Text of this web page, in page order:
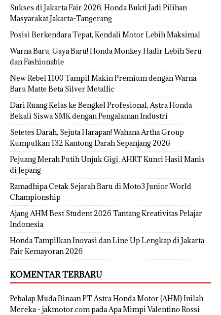
Sukses di Jakarta Fair 2026, Honda Bukti Jadi Pilihan
Masyarakat Jakarta-Tangerang
Posisi Berkendara Tepat, Kendali Motor Lebih Maksimal
Warna Baru, Gaya Baru! Honda Monkey Hadir Lebih Seru
dan Fashionable
New Rebel 1100 Tampil Makin Premium dengan Warna
Baru Matte Beta Silver Metallic
Dari Ruang Kelas ke Bengkel Profesional, Astra Honda
Bekali Siswa SMK dengan Pengalaman Industri
Setetes Darah, Sejuta Harapan! Wahana Artha Group
Kumpulkan 132 Kantong Darah Sepanjang 2026
Pejuang Merah Putih Unjuk Gigi, AHRT Kunci Hasil Manis
di Jepang
Ramadhipa Cetak Sejarah Baru di Moto3 Junior World
Championship
Ajang AHM Best Student 2026 Tantang Kreativitas Pelajar
Indonesia
Honda Tampilkan Inovasi dan Line Up Lengkap di Jakarta
Fair Kemayoran 2026
KOMENTAR TERBARU
Pebalap Muda Binaan PT Astra Honda Motor (AHM) Inilah
Mereka - jakmotor.compadaApa Mimpi Valentino Rossi